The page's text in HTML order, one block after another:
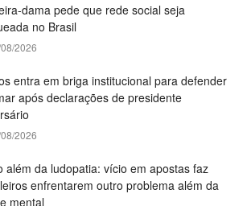
dama pede que rede social seja
no Brasil
2026
entra em briga institucional para defender
após declarações de presidente
2026
além da ludopatia: vício em apostas faz
enfrentarem outro problema além da
mental